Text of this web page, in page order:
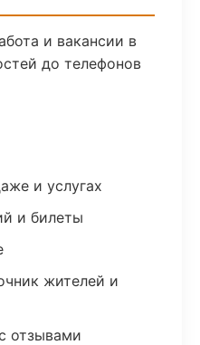
и вакансии в
до телефонов
и услугах
и билеты
жителей и
отзывами